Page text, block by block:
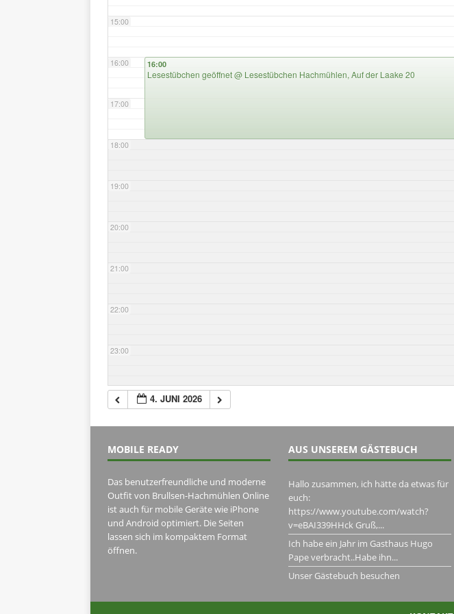
15:00
16:00
17:00
18:00
19:00
20:00
21:00
22:00
23:00
16:00
Lesestübchen geöffnet@ Lesestübchen Hachmühlen, Auf der Laake 20
4. JUNI 2026
MOBILE READY
Das benutzerfreundliche und moderne
Outfit von Brullsen-Hachmühlen Online
ist auch für mobile Geräte wie iPhone
und Android optimiert. Die Seiten
lassen sich im kompaktem Format
öffnen.
AUS UNSEREM GÄSTEBUCH
Hallo zusammen, ich hätte da etwas für
euch:
https://www.youtube.com/watch?
v=eBAI339HHck Gruß,...
Ich habe ein Jahr im Gasthaus Hugo
Pape verbracht..Habe ihn...
Unser Gästebuch besuchen